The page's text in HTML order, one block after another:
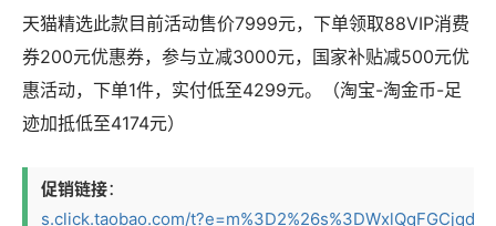
天猫精选此款目前活动售价7999元，下单领取88VIP消费
券200元优惠券，参与立减3000元，国家补贴减500元优
惠活动，下单1件，实付低至4299元。（淘宝-淘金币-足
迹加抵低至4174元）
促销链接：
s.click.taobao.com/